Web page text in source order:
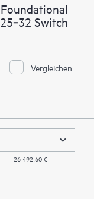
Switch
Vergleichen
26 492,60 €